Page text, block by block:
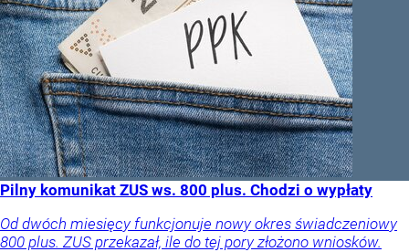
Pilny komunikat ZUS ws. 800 plus. Chodzi o wypłaty
Od dwóch miesięcy funkcjonuje nowy okres świadczeniowy
800 plus. ZUS przekazał, ile do tej pory złożono wniosków.